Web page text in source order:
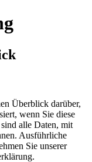
Überblick darüber,
wenn Sie diese
sind alle Daten, mit
Ausführliche
Sie unserer